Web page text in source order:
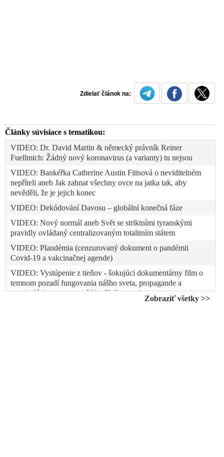
Zdielať článok na:
Články súvisiace s tematikou:
VIDEO: Dr. David Martin & německý právník Reiner
Fuellmich: Žádný nový koronavirus (a varianty) tu nejsou
VIDEO: Bankéřka Catherine Austin Fittsová o neviditelném
nepříteli aneb Jak zahnat všechny ovce na jatka tak, aby
nevěděli, že je jejich konec
VIDEO: Dekódování Davosu – globální konečná fáze
VIDEO: Nový normál aneb Svět se striktními tyranskými
pravidly ovládaný centralizovaným totalitním státem
VIDEO: Plandémia (cenzurovaný dokument o pandémii
Covid-19 a vakcinačnej agende)
VIDEO: Vystúpenie z tieňov - šokujúci dokumentárny film o
temnom pozadí fungovania nášho sveta, propagande a
manipulácii zo strany médii a Hollywoodu
Zobraziť všetky >>